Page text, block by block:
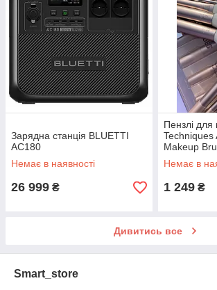
Зарядна станція BLUETTI
AC180
Немає в наявності
26 999 ₴
Пензлі для
Techniques
Makeup
Немає в
1 249 ₴
Дивитись все
Smart_store